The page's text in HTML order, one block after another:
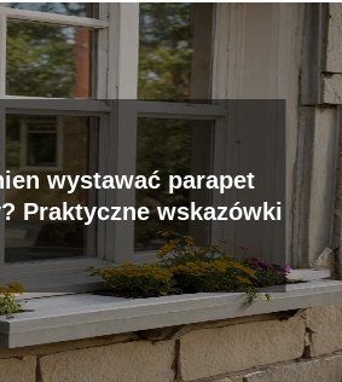
wystawać parapet
Praktyczne wskazówki